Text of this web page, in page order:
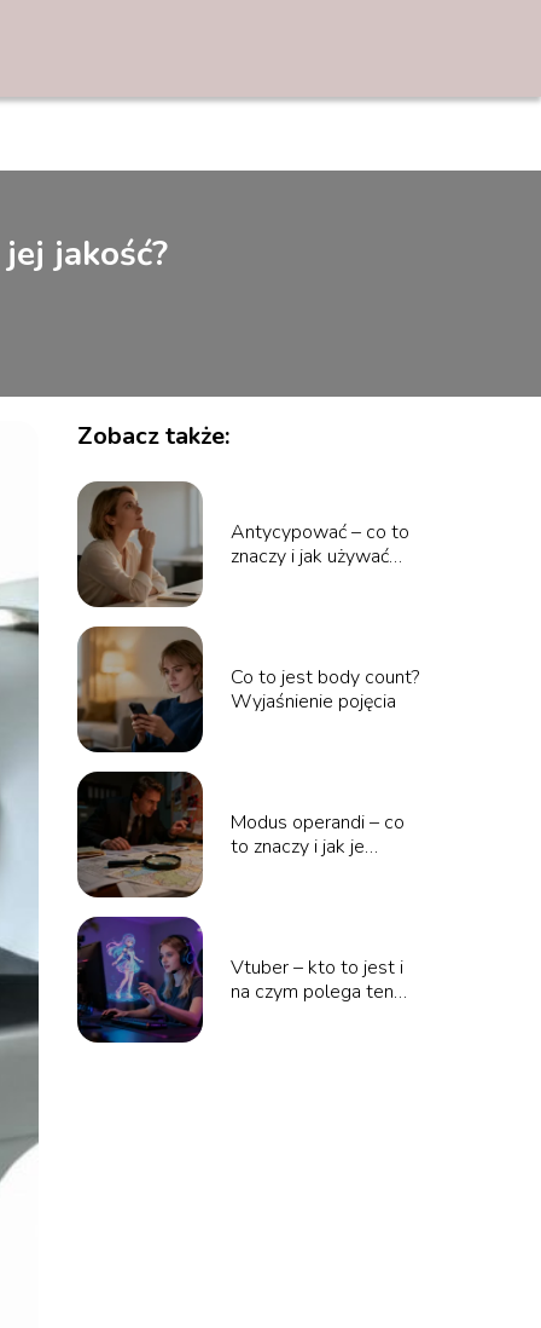
jakość?
Zobacz także:
Antycypować – co to
znaczy i jak używać
Co to jest body count?
Wyjaśnienie pojęcia
Modus operandi – co
to znaczy i jak je
Vtuber – kto to jest i
na czym polega ten